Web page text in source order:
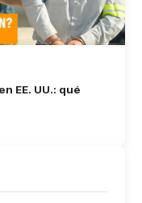
EE. UU.: qué